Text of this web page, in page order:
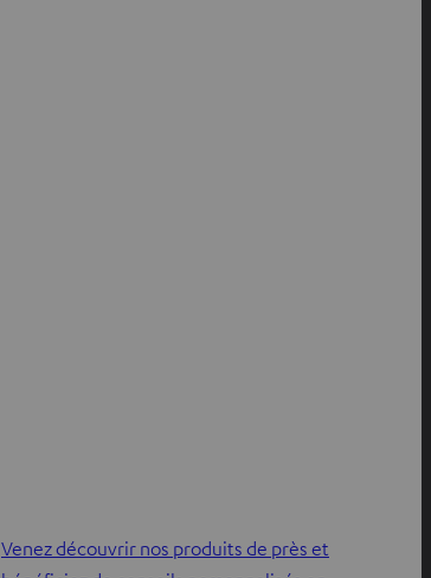
Venez découvrir nos produits de près et